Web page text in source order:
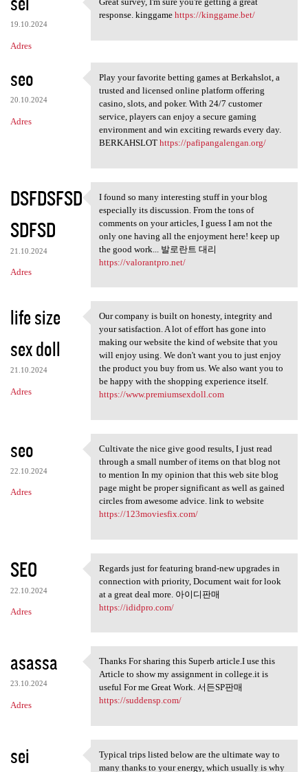
19.10.2024
Adres
Great survey, I'm sure you're
response. kinggame https://kinggame.bet/
seo
20.10.2024
Adres
Play your favorite betting
Play your favorite betting games at Berkahslot, a
trusted and licensed online platform offering
casino, slots, and poker. With 24/7 customer
service, players can enjoy a secure gaming
environment and win exciting rewards every day.
BERKAHSLOT https://pafipangalengan.org/
DSFDSFSD
SDFSD
21.10.2024
Adres
I found so many interesting
I found so many interesting stuff in your blog
especially its discussion. From the tons of
comments on your articles, I guess I am not the
only one having all the enjoyment here! keep up
the good work... 발로란트 대리
https://valorantpro.net/
life size
sex doll
21.10.2024
Adres
Our company is built on
Our company is built on honesty, integrity and
your satisfaction. A lot of effort has gone into
making our website the kind of website that you
will enjoy using. We don't want you to just enjoy
the product you buy from us. We also want you to
be happy with the shopping experience itself.
https://www.premiumsexdoll.com
seo
22.10.2024
Adres
Cultivate the nice give good
Cultivate the nice give good results, I just read
through a small number of items on that blog not
to mention In my opinion that this web site blog
page might be proper significant as well as gained
circles from awesome advice. link to website
https://123moviesfix.com/
SEO
22.10.2024
Adres
Regards just for featuring
Regards just for featuring brand-new upgrades in
connection with priority, Document wait for look
at a great deal more. 아이디판매
https://ididpro.com/
asassa
23.10.2024
Adres
Thanks For sharing this
Thanks For sharing this Superb article.I use this
Article to show my assignment in college.it is
useful For me Great Work. 서든SP판매
https://suddensp.com/
sei Typical trips listed below
Typical trips listed below are the ultimate way to
many thanks to your energy, which usually is why